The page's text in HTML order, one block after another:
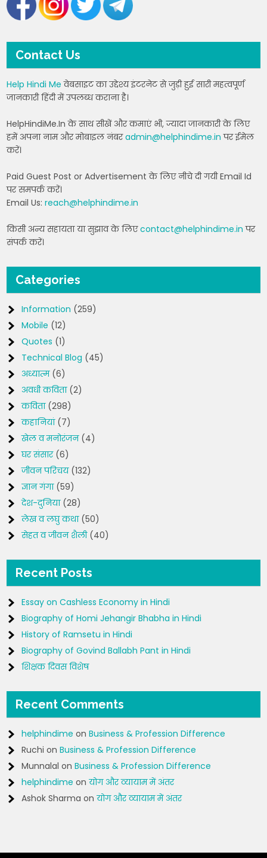
Contact Us
Help Hindi Me वेबसाइट का उद्देश्य इंटरनेट से जुड़ी हुई सारी महत्वपूर्ण
जानकारी हिंदी में उपलब्ध कराना है।
HelpHindiMe.In के साथ सीखें और कमाएं भी, ज्यादा जानकारी के लिए
हमें अपना नाम और मोबाइल नंबरadmin@helphindime.in पर ईमेल
करें।
Paid Guest Post or Advertisement के लिए नीचे दी गयी Email Id
पर समपर्क करें।
Email Us:reach@helphindime.in
किसी अन्य सहायता या सुझाव के लिएcontact@helphindime.in पर
संपर्क करें।
Categories
Information (259)
Mobile (12)
Quotes (1)
Technical Blog (45)
अध्यात्म(6)
अवधी कविता(2)
कविता(298)
कहानियां(7)
खेल व मनोरंजन(4)
घर संसार(6)
जीवन परिचय(132)
ज्ञान गंगा(59)
देश-दुनिया(28)
लेख व लघु कथा(50)
सेहत व जीवन शैली(40)
Recent Posts
Essay on Cashless Economy in Hindi
Biography of Homi Jehangir Bhabha in Hindi
History of Ramsetu in Hindi
Biography of Govind Ballabh Pant in Hindi
शिक्षक दिवस विशेष
Recent Comments
helphindime onBusiness & Profession Difference
Ruchi onBusiness & Profession Difference
Munnalal onBusiness & Profession Difference
helphindime onयोग और व्यायाम में अंतर
Ashok Sharma onयोग और व्यायाम में अंतर